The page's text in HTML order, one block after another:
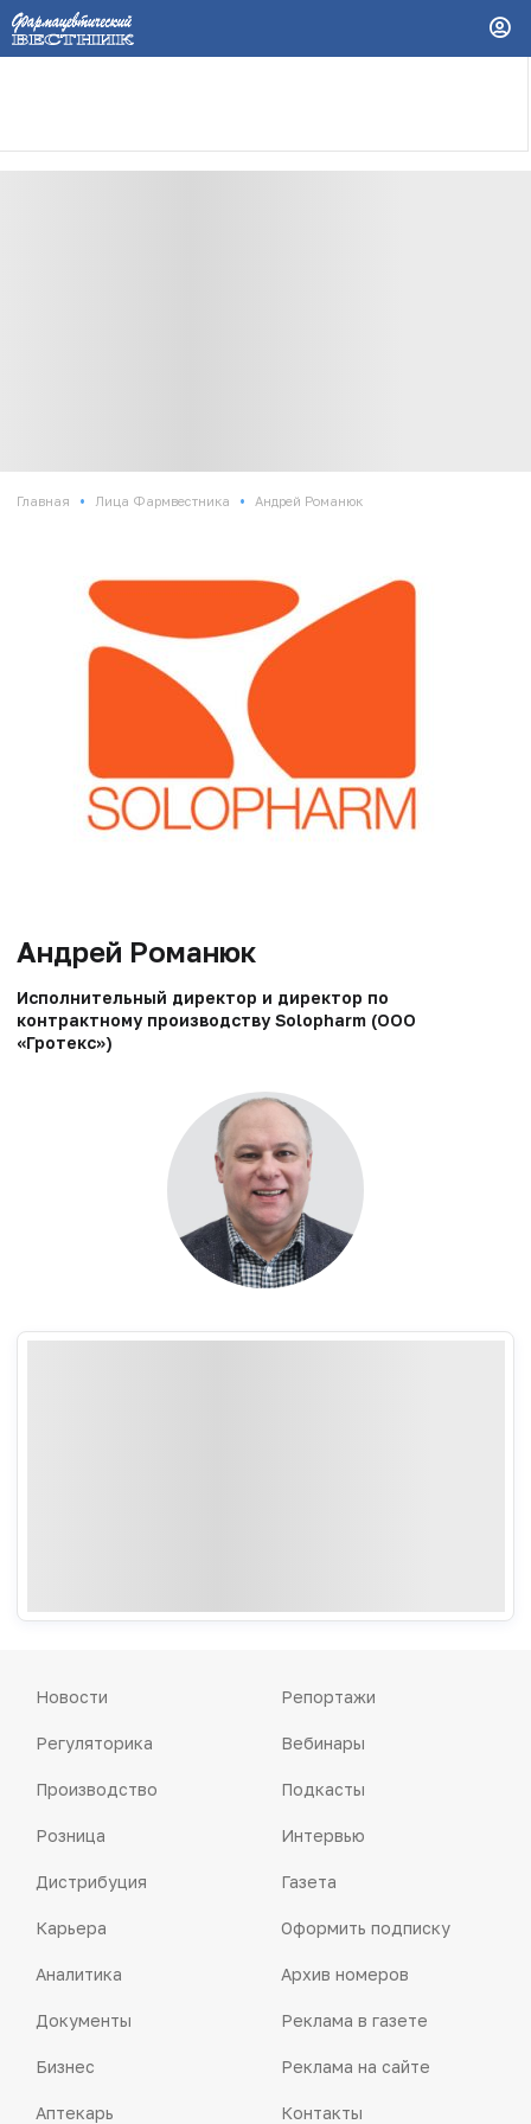
Главная • Лица Фармвестника • Андрей Романюк
Андрей Романюк
Исполнительный директор и директор по
контрактному производству Solopharm (ООО
«Гротекс»)
Новости
Регуляторика
Производство
Розница
Дистрибуция
Карьера
Аналитика
Документы
Бизнес
Аптекарь
Репортажи
Вебинары
Подкасты
Интервью
Газета
Оформить подписку
Архив номеров
Реклама в газете
Реклама на сайте
Контакты